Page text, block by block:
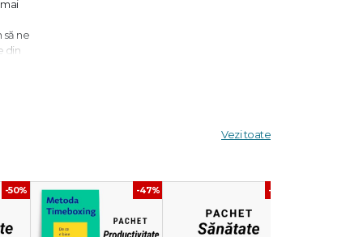
să ne
din
Vezi toate
-50% -47% -40%